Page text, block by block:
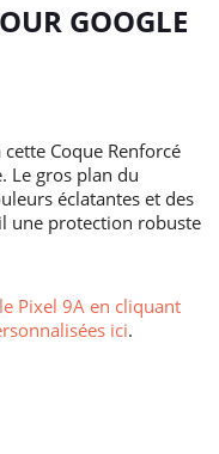
GOOGLE
Coque Renforcé
Le gros plan du
éclatantes et des
une protection robuste
Pixel 9A en cliquant
ici.